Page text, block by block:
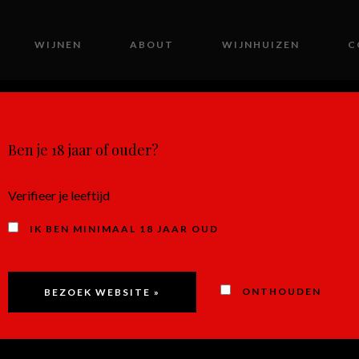
WIJNEN ABOUT WIJNHUIZEN
MARMELADE
Ben je 18 jaar of ouder?
Verifieer je leeftijd
IK BEN MINIMAAL 18 JAAR OUD
ONTHOUDEN